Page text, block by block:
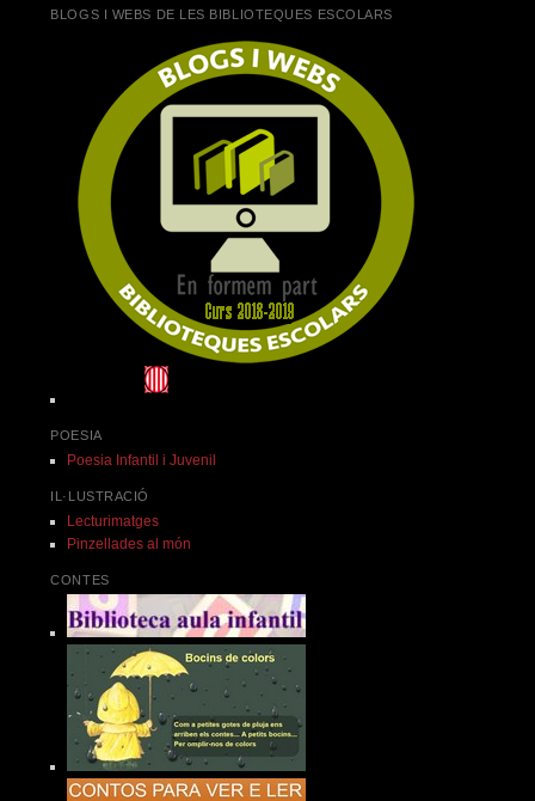
BLOGS I WEBS DE LES BIBLIOTEQUES ESCOLARS
POESIA
Poesia Infantil i Juvenil
IL·LUSTRACIÓ
Lecturimatges
Pinzellades al món
CONTES